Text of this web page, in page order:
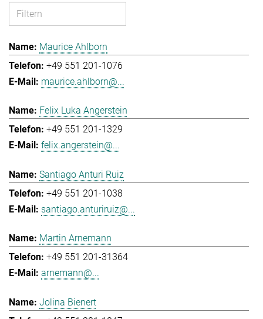
Maurice Ahlborn
+49 551 201-1076
maurice.ahlborn@...
Felix Luka Angerstein
+49 551 201-1329
felix.angerstein@...
Santiago Anturi Ruiz
+49 551 201-1038
santiago.anturiruiz@...
Martin Arnemann
+49 551 201-31364
arnemann@...
Jolina Bienert